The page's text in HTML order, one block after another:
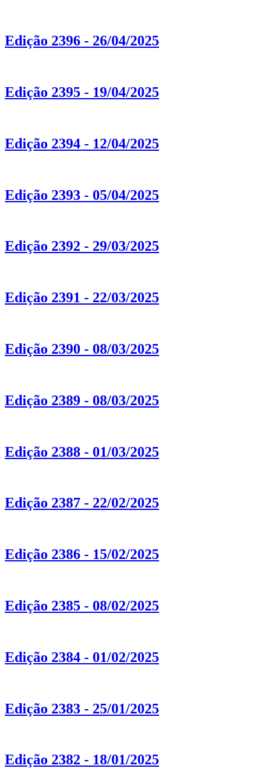
Edição 2396 - 26/04/2025
Edição 2395 - 19/04/2025
Edição 2394 - 12/04/2025
Edição 2393 - 05/04/2025
Edição 2392 - 29/03/2025
Edição 2391 - 22/03/2025
Edição 2390 - 08/03/2025
Edição 2389 - 08/03/2025
Edição 2388 - 01/03/2025
Edição 2387 - 22/02/2025
Edição 2386 - 15/02/2025
Edição 2385 - 08/02/2025
Edição 2384 - 01/02/2025
Edição 2383 - 25/01/2025
Edição 2382 - 18/01/2025